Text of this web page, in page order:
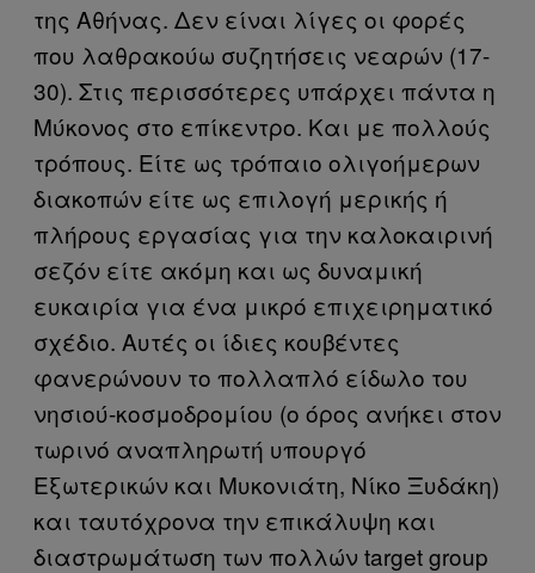
της Αθήνας. Δεν είναι λίγες οι φορές
που λαθρακούω συζητήσεις νεαρών (17-
30). Στις περισσότερες υπάρχει πάντα η
Μύκονος στο επίκεντρο. Και με πολλούς
τρόπους. Είτε ως τρόπαιο ολιγοήμερων
διακοπών είτε ως επιλογή μερικής ή
πλήρους εργασίας για την καλοκαιρινή
σεζόν είτε ακόμη και ως δυναμική
ευκαιρία για ένα μικρό επιχειρηματικό
σχέδιο. Αυτές οι ίδιες κουβέντες
φανερώνουν το πολλαπλό είδωλο του
νησιού-κοσμοδρομίου (ο όρος ανήκει στον
τωρινό αναπληρωτή υπουργό
Εξωτερικών και Μυκονιάτη, Νίκο Ξυδάκη)
και ταυτόχρονα την επικάλυψη και
διαστρωμάτωση των πολλών target group